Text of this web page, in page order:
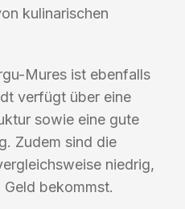
kulinarischen
Mures ist ebenfalls
verfügt über eine
sowie eine gute
Zudem sind die
niedrig,
bekommst.